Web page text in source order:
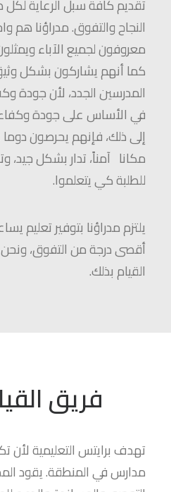
تقديم كافة سبل الرعاية
النجاح والتفوق. مدراؤنا هم
معروفون لجميع الآباء
كما أنهم يشاركون بشكل
المدرسين الجدد، لأن جودة
في الأساس على جودة
إلى ذلك، فإنهم يحرصون
مكانا آمناً، تدار بشكل جيد،
للطلبة كي يتعلموا.
يلتزم مدراؤنا بتوفير
أقصى درجة من التفوق،
القيام بذلك.
فريق
تهدف برايتس التعليمية لأن
مدارس في المنطقة. يقود